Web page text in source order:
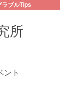
ブルTips
所
ント